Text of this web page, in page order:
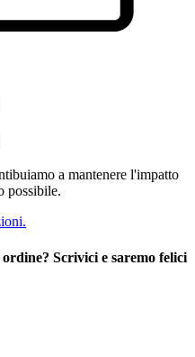
a mantenere l'impatto
possibile.
Scrivici e saremo felici